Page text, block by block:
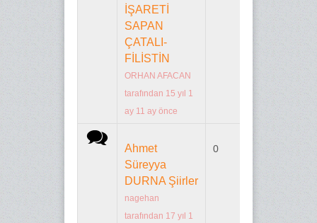
İŞARETİ
SAPAN
ÇATALI-
FİLİSTİN
ORHAN AFACAN
tarafından 15 yıl 1
ay 11 ay önce
Normal konu
Ahmet
Süreyya
DURNA Şiirler
nagehan
tarafından 17 yıl 1
0